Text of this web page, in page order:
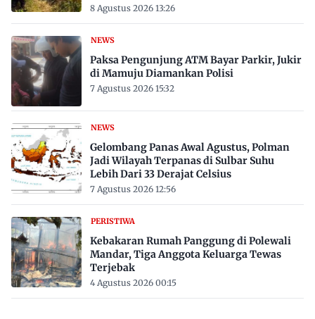
8 Agustus 2026 13:26
NEWS
Paksa Pengunjung ATM Bayar Parkir, Jukir
di Mamuju Diamankan Polisi
7 Agustus 2026 15:32
NEWS
Gelombang Panas Awal Agustus, Polman
Jadi Wilayah Terpanas di Sulbar Suhu
Lebih Dari 33 Derajat Celsius
7 Agustus 2026 12:56
PERISTIWA
Kebakaran Rumah Panggung di Polewali
Mandar, Tiga Anggota Keluarga Tewas
Terjebak
4 Agustus 2026 00:15